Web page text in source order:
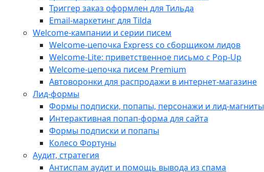
Триггер заказ оформлен для Тильда
Email-маркетинг для Tilda
Welcome-кампании и серии писем
Welcome-цепочка Express со сборщиком лидов
Welcome-Lite: приветственное письмо с Pop-Up
Welcome-цепочка писем Premium
Автоворонки для распродажи в интернет-магазине
Лид-формы
Формы подписки, попапы, персонажи и лид-магниты
Интерактивная попап-форма для сайта
Формы подписки и попапы
Колесо Фортуны
Аудит, стратегия
Антиспам аудит и помощь вывода из спама